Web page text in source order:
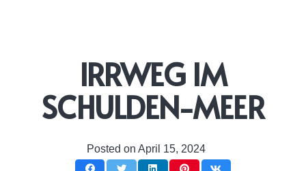
IRRWEG IM
SCHULDEN-MEER
Posted onApril 15, 2024